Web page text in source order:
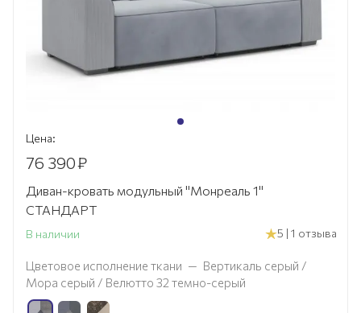
Цена:
76 390₽
Диван-кровать модульный "Монреаль 1"
СТАНДАРТ
В наличии 5 | 1 отзыва
Цветовое исполнение ткани — Вертикаль серый /
Мора серый / Велютто 32 темно-серый